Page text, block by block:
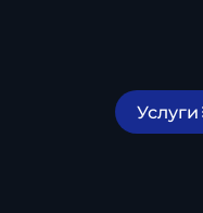
Услуги